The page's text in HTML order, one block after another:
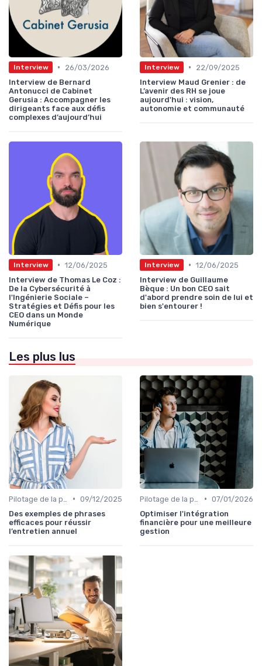
Interview •
26/03/2026
Interview de Bernard
Antonucci de Cabinet
Gerusia : Accompagner les
dirigeants face aux défis
complexes d’aujourd’hui
Interview •
22/09/2025
Interview Maud Grenier : de
L’avenir des RH se joue
aujourd'hui : vision,
autonomie et communauté
Interview • 12/06/2025
Interview de Thomas Le Coz :
De la Cybersécurité à
l'Ingénierie Sociale –
Stratégies et Défis pour les
CEO dans un Monde
Numérique
Interview • 12/06/2025
Interview de Guillaume
Bèque : Un bon CEO sait
d'abord prendre soin de lui et
bien s'entourer !
Les plus lus
• 09/12/2025
Des exemples de phrases
efficaces pour réussir
l’entretien annuel
• 07/01/2026
Optimiser l'intégration
financière pour une meilleure
gestion